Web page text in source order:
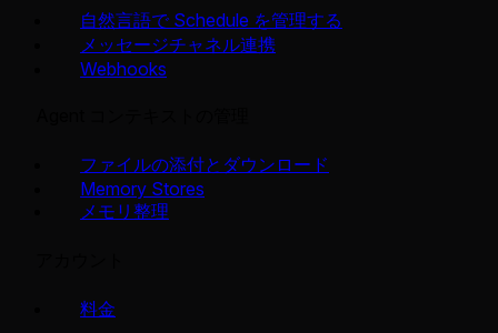
自然言語で Schedule を管理する
メッセージチャネル連携
Webhooks
ファイルの添付とダウンロード
Memory Stores
メモリ整理
料金